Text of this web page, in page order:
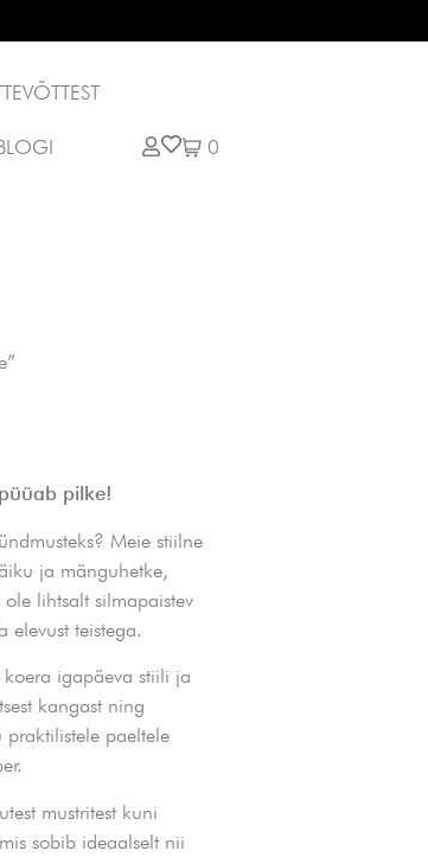
0
pilke!
Meie stiilne
ja mänguhetke,
ole lihtsalt silmapaistev
teistega.
igapäeva stiili ja
kangast ning
praktilistele paeltele
mustritest kuni
sobib ideaalselt nii